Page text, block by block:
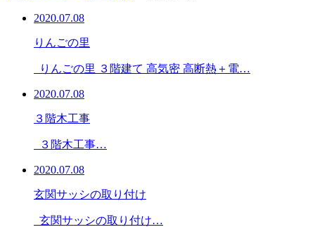
2020.07.08
りんごの里
りんごの里 ３階建て 高気密 高断熱＋電…
2020.07.08
３階木工事
３階木工事…
2020.07.08
玄関サッシの取り付け
玄関サッシの取り付け…